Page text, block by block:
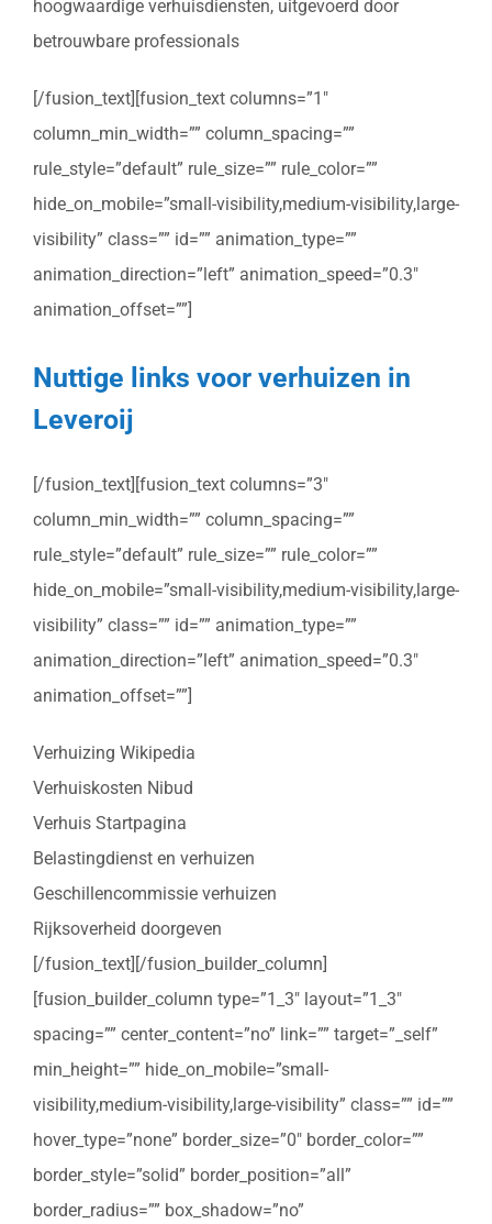
hoogwaardige verhuisdiensten, uitgevoerd door
betrouwbare professionals
[/fusion_text][fusion_text columns=”1″
column_min_width=”” column_spacing=””
rule_style=”default” rule_size=”” rule_color=””
hide_on_mobile=”small-visibility,medium-visibility,large-
visibility” class=”” id=”” animation_type=””
animation_direction=”left” animation_speed=”0.3″
animation_offset=””]
Nuttige links voor verhuizen in
Leveroij
[/fusion_text][fusion_text columns=”3″
column_min_width=”” column_spacing=””
rule_style=”default” rule_size=”” rule_color=””
hide_on_mobile=”small-visibility,medium-visibility,large-
visibility” class=”” id=”” animation_type=””
animation_direction=”left” animation_speed=”0.3″
animation_offset=””]
Verhuizing Wikipedia
Verhuiskosten Nibud
Verhuis Startpagina
Belastingdienst en verhuizen
Geschillencommissie verhuizen
Rijksoverheid doorgeven
[/fusion_text][/fusion_builder_column]
[fusion_builder_column type=”1_3″ layout=”1_3″
spacing=”” center_content=”no” link=”” target=”_self”
min_height=”” hide_on_mobile=”small-
visibility,medium-visibility,large-visibility” class=”” id=””
hover_type=”none” border_size=”0″ border_color=””
border_style=”solid” border_position=”all”
border_radius=”” box_shadow=”no”